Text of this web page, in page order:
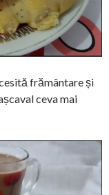
frământare și
ceva mai